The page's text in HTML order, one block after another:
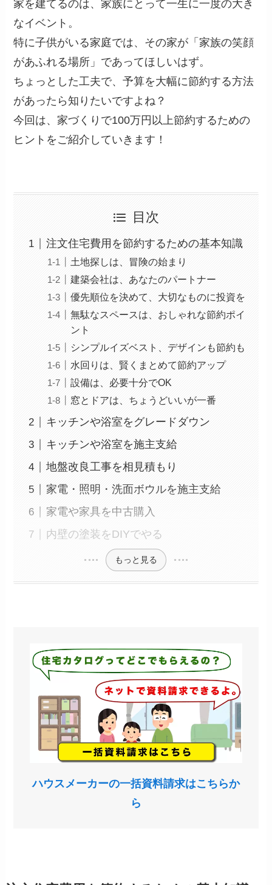
家を建てるのは、家族にとって一生に一度の大き
なイベント。
特に子供がいる家庭では、その家が「家族の笑顔
があふれる場所」であってほしいはず。
ちょっとした工夫で、予算を大幅に節約する方法
があったら知りたいですよね？
今回は、家づくりで100万円以上節約するための
ヒントをご紹介していきます！
目次
注文住宅費用を節約するための基本知識
土地探しは、冒険の始まり
建築会社は、あなたのパートナー
優先順位を決めて、大切なものに投資を
無駄なスペースは、おしゃれな節約ポイ
ント
シンプルイズベスト、デザインも節約も
水回りは、賢くまとめて節約アップ
設備は、必要十分でOK
窓とドアは、ちょうどいいが一番
キッチンや浴室をグレードダウン
キッチンや浴室を施主支給
地盤改良工事を相見積もり
家電・照明・洗面ボウルを施主支給
家電や家具を中古購入
内壁の塗装をDIYでやる
もっと見る
ハウスメーカーの一括資料請求はこちらか
ら